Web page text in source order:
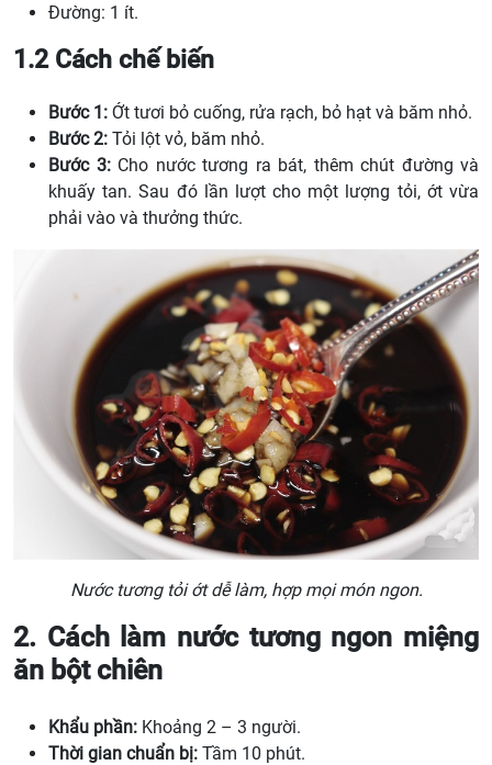
Đường: 1 ít.
1.2 Cách chế biến
Bước 1: Ớt tươi bỏ cuống, rửa rạch, bỏ hạt và băm nhỏ.
Bước 2: Tỏi lột vỏ, băm nhỏ.
Bước 3:Cho nước tương ra bát, thêm chút đường và
khuấy tan. Sau đó lần lượt cho một lượng tỏi, ớt vừa
phải vào và thưởng thức.
Nước tương tỏi ớt dễ làm, hợp mọi món ngon.
2. Cách làm nước tương ngon miệng
ăn bột chiên
Khẩu phần: Khoảng 2 – 3 người.
Thời gian chuẩn bị: Tầm 10 phút.